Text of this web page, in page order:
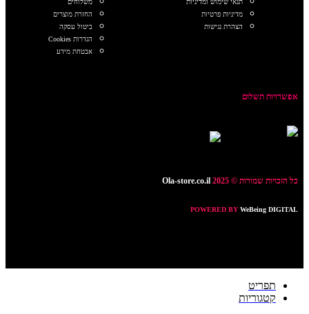
תנאי שימוש ומדיניות
מדיניות פרטיות
הצהרת נגישות
משלוחים
החזרת מוצרים
ביטול עסקה
הגדרות Cookies
אבטחת מידע
אפשרויות תשלום
כל הזכויות שמורות © 2025 Ola-store.co.il
POWERED BY WeBeing DIGITAL
תפריט
קטגוריות